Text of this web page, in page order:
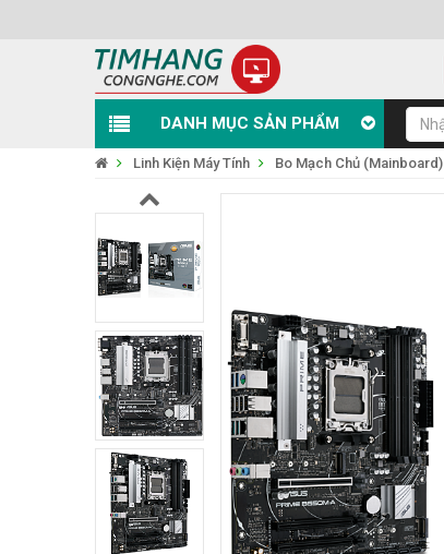
DANH MỤC SẢN PHẨM
Linh Kiện Máy Tính Bo Mạch Chủ (Mainboard)